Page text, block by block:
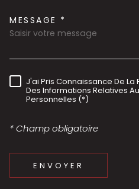
MESSAGE *
J'ai Pris Connaissance De
Des Informations Relatives
Personnelles (*)
* Champ obligatoire
ENVOYER